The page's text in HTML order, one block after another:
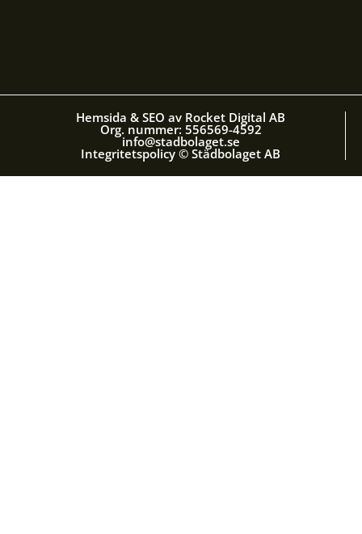
Hemsida & SEO av Rocket Digital AB
Org. nummer: 556569-4592
info@stadbolaget.se
Integritetspolicy © Städbolaget AB